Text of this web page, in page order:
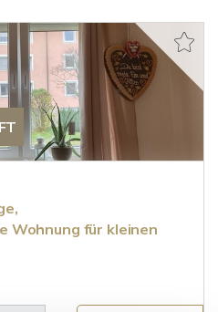
Wohnung für kleinen